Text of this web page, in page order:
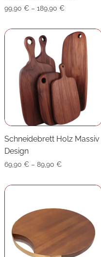
99,90 € – 189,90 €Preisspanne:
bis
189,90 €
Schneidebrett Holz Massiv
Design
69,90 € – 89,90 €Preisspanne:
bis